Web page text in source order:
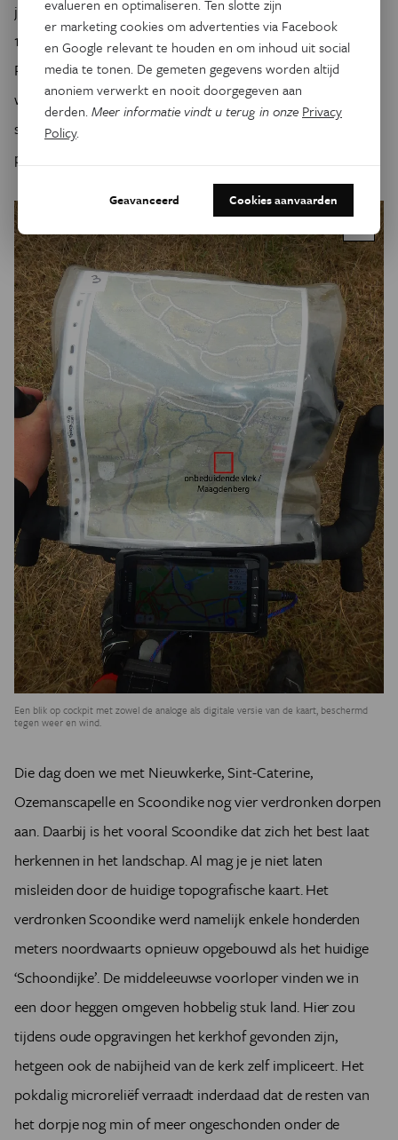
je voorbijflitst; niet te voet, waarbij je geen 14 dagen maar
14 weken nodig zou hebben om de meer dan 700 km die
Pourbus’ kaart bestrijkt te verkennen; maar met de fiets,
waarbij zowel kaart als landschap aan een gemiddelde
snelheid van 16km/u langzaam maar zeker hun geheimen
prijsgeven.
Een blik op cockpit met zowel de analoge als digitale versie van de kaart, beschermd
tegen weer en wind.
Die dag doen we met Nieuwkerke, Sint-Caterine,
Ozemanscapelle en Scoondike nog vier verdronken dorpen
aan. Daarbij is het vooral Scoondike dat zich het best laat
herkennen in het landschap. Al mag je je niet laten
misleiden door de huidige topografische kaart. Het
verdronken Scoondike werd namelijk enkele honderden
meters noordwaarts opnieuw opgebouwd als het huidige
‘Schoondijke’. De middeleeuwse voorloper vinden we in
een door heggen omgeven hobbelig stuk land. Hier zou
tijdens oude opgravingen het kerkhof gevonden zijn,
hetgeen ook de nabijheid van de kerk zelf impliceert. Het
pokdalig microreliëf verraadt inderdaad dat de resten van
het dorpje nog min of meer ongeschonden onder de
evalueren en optimaliseren. Ten slotte zijn
er marketing cookies om advertenties via Facebook
en Google relevant te houden en om inhoud uit social
media te tonen. De gemeten gegevens worden altijd
anoniem verwerkt en nooit doorgegeven aan
derden.Meer informatie vindt u terug in onze Privacy
Policy.
Geavanceerd Cookies aanvaarden